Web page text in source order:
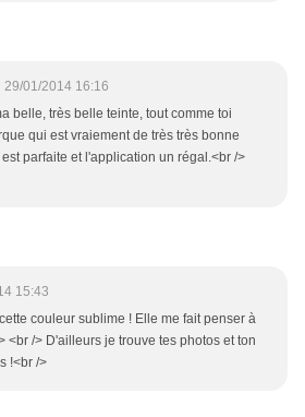
29/01/2014 16:16
belle, très belle teinte, tout comme toi
qui est vraiement de très très bonne
parfaite et l'application un régal.<br />
15:43
couleur sublime ! Elle me fait penser à
<br /> D'ailleurs je trouve tes photos et ton
!<br />